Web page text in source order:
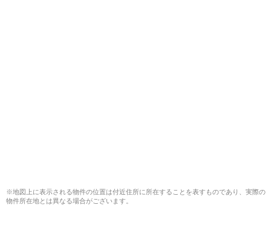
※地図上に表示される物件の位置は付近住所に所在することを表すものであり、実際の
物件所在地とは異なる場合がございます。